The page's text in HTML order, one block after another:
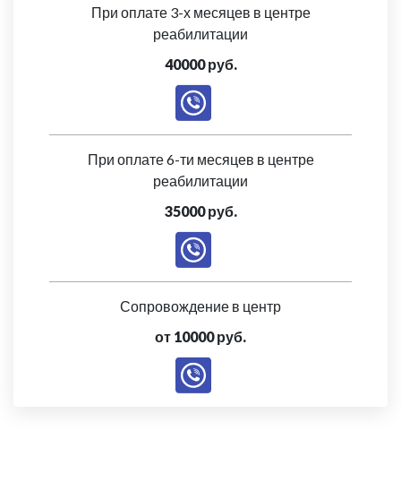
При оплате 3-х месяцев в центре
реабилитации
40000 руб.
При оплате 6-ти месяцев в центре
реабилитации
35000 руб.
Сопровождение в центр
от 10000 руб.